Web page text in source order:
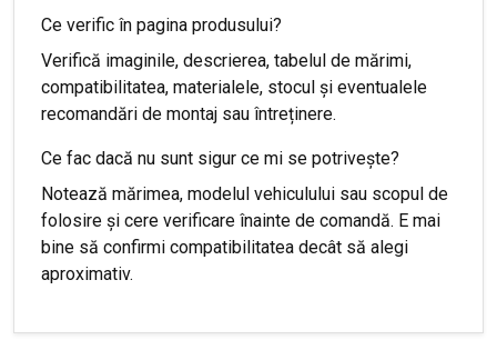
Ce verific în pagina produsului?
Verifică imaginile, descrierea, tabelul de mărimi,
compatibilitatea, materialele, stocul și eventualele
recomandări de montaj sau întreținere.
Ce fac dacă nu sunt sigur ce mi se potrivește?
Notează mărimea, modelul vehiculului sau scopul de
folosire și cere verificare înainte de comandă. E mai
bine să confirmi compatibilitatea decât să alegi
aproximativ.